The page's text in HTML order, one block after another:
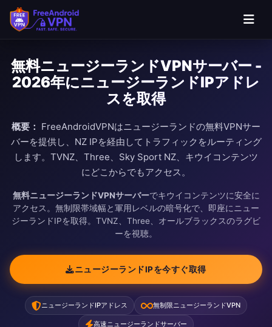
無料ニュージーランドVPNサーバー -
2026年にニュージーランドIPアドレ
スを取得
概要： FreeAndroidVPNはニュージーランドの無料VPNサー
バーを提供し、NZ IPを経由してトラフィックをルーティング
します。TVNZ、Three、Sky Sport NZ、キウイコンテンツ
にどこからでもアクセス。
無料ニュージーランドVPNサーバーでキウイコンテンツに安全に
アクセス。無制限帯域幅と軍用レベルの暗号化で、即座にニュー
ジーランドIPを取得。TVNZ、Three、オールブラックスのラグビ
ーを視聴。
ニュージーランドIPを今すぐ取得
ニュージーランドIPアドレス 無制限ニュージーランドVPN
高速ニュージーランドサーバー